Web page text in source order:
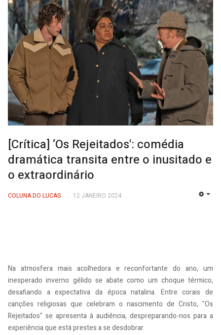
[Crítica] ‘Os Rejeitados': comédia
dramática transita entre o inusitado e
o extraordinário
COLUNA DO LUCAS 12 JANEIRO 2024
Na atmosfera mais acolhedora e reconfortante do ano, um
inesperado inverno gélido se abate como um choque térmico,
desafiando a expectativa da época natalina. Entre corais de
canções religiosas que celebram o nascimento de Cristo, "Os
Rejeitados" se apresenta à audiência, despreparando-nos para a
experiência que está prestes a se desdobrar.